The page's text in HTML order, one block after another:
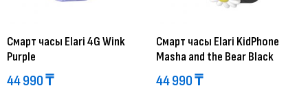
Смарт часы Elari 4G Wink
Purple
44 990₸
Смарт часы Elari KidPhone
Masha and the Bear Black
44 990₸